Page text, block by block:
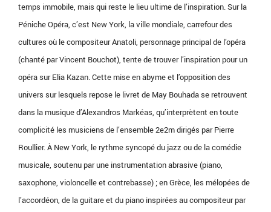
temps immobile, mais qui reste le lieu ultime de l’inspiration. Sur la
Péniche Opéra, c’est New York, la ville mondiale, carrefour des
cultures où le compositeur Anatoli, personnage principal de l’opéra
(chanté par Vincent Bouchot), tente de trouver l’inspiration pour un
opéra sur Elia Kazan. Cette mise en abyme et l’opposition des
univers sur lesquels repose le livret de May Bouhada se retrouvent
dans la musique d’Alexandros Markéas, qu’interprètent en toute
complicité les musiciens de l’ensemble 2e2m dirigés par Pierre
Roullier. À New York, le rythme syncopé du jazz ou de la comédie
musicale, soutenu par une instrumentation abrasive (piano,
saxophone, violoncelle et contrebasse) ; en Grèce, les mélopées de
l’accordéon, de la guitare et du piano inspirées au compositeur par